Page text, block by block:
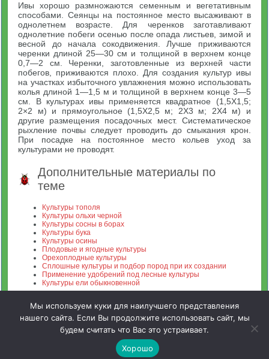
Ивы хорошо размножаются семенным и вегетативным
способами. Сеянцы на постоянное место высаживают в
однолетнем возрасте. Для черенков заготавливают
однолетние побеги осенью после опада листьев, зимой и
весной до начала сокодвижения. Лучше приживаются
черенки длиной 25—30 см и толщиной в верхнем конце
0,7—2 см. Черенки, заготовленные из верхней части
побегов, приживаются плохо. Для создания культур ивы
на участках избыточного увлажнения можно использовать
колья длиной 1—1,5 м и толщиной в верхнем конце 3—5
см. В культурах ивы применяется квадратное (1,5X1,5;
2×2 м) и прямоугольное (1,5X2,5 м; 2X3 м; 2X4 м) и
другие размещения посадочных мест. Систематическое
рыхление почвы следует проводить до смыкания крон.
При посадке на постоянное место кольев уход за
культурами не проводят.
Дополнительные материалы по
теме
Культуры тополя
Культуры ольхи черной
Культуры сосны в борах
Культуры бука
Культуры осины
Плодовые и ягодные культуры
Орехоплодные культуры
Сплошные культуры и подбор пород при их создании
Применение удобрений под лесные культуры
Культуры ели обыкновенной
Зооинженерный факультет МСХА. Неофициальный сайт
Мы используем куки для наилучшего представления
нашего сайта. Если Вы продолжите использовать сайт, мы
будем считать что Вас это устраивает.
Хорошо